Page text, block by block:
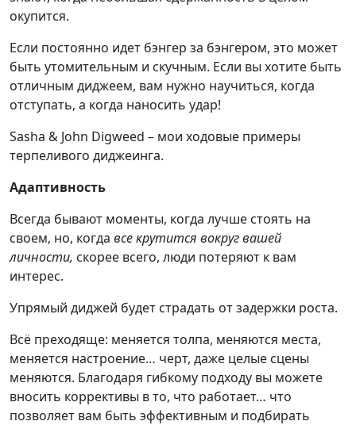
окупится.
Если постоянно идет бэнгер за бэнгером, это может
быть утомительным и скучным. Если вы хотите быть
отличным диджеем, вам нужно научиться, когда
отступать, а когда наносить удар!
Sasha & John Digweed – мои ходовые примеры
терпеливого диджеинга.
Адаптивность
Всегда бывают моменты, когда лучше стоять на
своем, но, когда все крутится вокруг вашей
личности, скорее всего, люди потеряют к вам
интерес.
Упрямый диджей будет страдать от задержки роста.
Всё преходяще: меняется толпа, меняются места,
меняется настроение… черт, даже целые сцены
меняются. Благодаря гибкому подходу вы можете
вносить коррективы в то, что работает… что
позволяет вам быть эффективным и подбирать